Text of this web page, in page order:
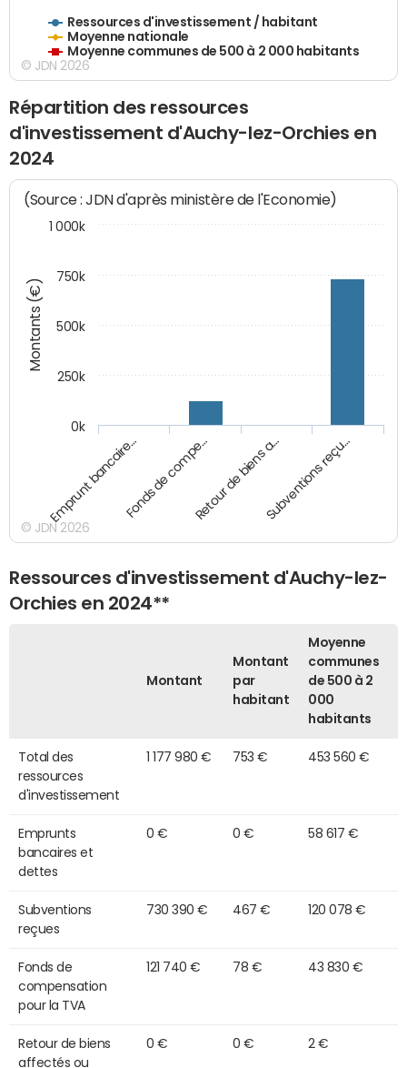
Ressources d'investissement / habitant
Moyenne nationale
Moyenne communes de 500 à 2 000 habitants
© JDN 2026
Répartition des ressources
d'investissement d'Auchy-lez-Orchies en
2024
Montants (€)
(Source : JDN d'après ministère de l'Economie)
Emprunt bancaire…Fonds de compe…Retour de biens a…Subventions reçu…
0k
250k
500k
750k
1 000k
© JDN 2026
Ressources d'investissement d'Auchy-lez-
Orchies en 2024**
Montant
Montant
par
habitant
Moyenne
communes
de 500 à 2
000
habitants
Total des
ressources
d'investissement
1 177 980 € 753 € 453 560 €
Emprunts
bancaires et
dettes
0 € 0 € 58 617 €
Subventions
reçues
730 390 € 467 € 120 078 €
Fonds de
compensation
pour la TVA
121 740 € 78 € 43 830 €
Retour de biens
affectés ou
0 € 0 € 2 €